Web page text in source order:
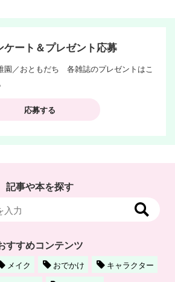
ケート＆プレゼント応募
園／おともだち 各雑誌のプレゼントはこ
応募する
記事や本を探す
すすめコンテンツ
メイク おでかけ
キャラクター